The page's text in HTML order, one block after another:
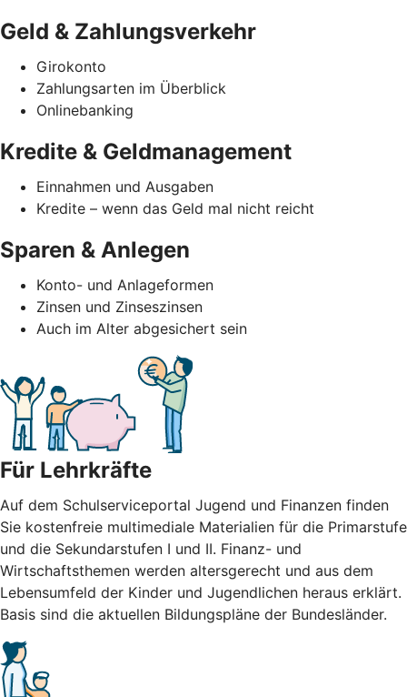
Geld & Zahlungsverkehr
Girokonto
Zahlungsarten im Überblick
Onlinebanking
Kredite & Geldmanagement
Einnahmen und Ausgaben
Kredite – wenn das Geld mal nicht reicht
Sparen & Anlegen
Konto- und Anlageformen
Zinsen und Zinseszinsen
Auch im Alter abgesichert sein
Für Lehrkräfte
Auf dem Schulserviceportal Jugend und Finanzen finden
Sie kostenfreie multimediale Materialien für die Primarstufe
und die Sekundarstufen I und II. Finanz- und
Wirtschaftsthemen werden altersgerecht und aus dem
Lebensumfeld der Kinder und Jugendlichen heraus erklärt.
Basis sind die aktuellen Bildungspläne der Bundesländer.